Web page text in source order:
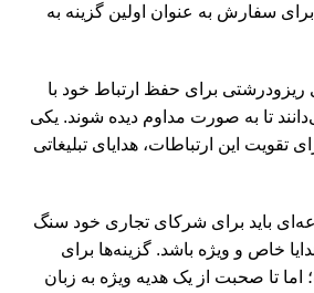
سفارش به عنوان اولین گزینه به
برای حفظ ارتباط خود با
تا به صورت مداوم دیده شوند. یکی
تقویت این ارتباطات، هدایای تبلیغاتی
باید برای شرکای تجاری خود سنگ
خاص و ویژه باشد. گزینه‌ها برای
تا صحبت از یک هدیه ویژه به زبان